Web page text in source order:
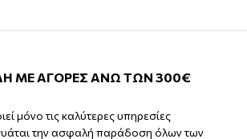
ΜΕ ΑΓΟΡΕΣ ΑΝΩ ΤΩΝ 300€
μόνο τις καλύτερες υπηρεσίες
την ασφαλή παράδοση όλων των